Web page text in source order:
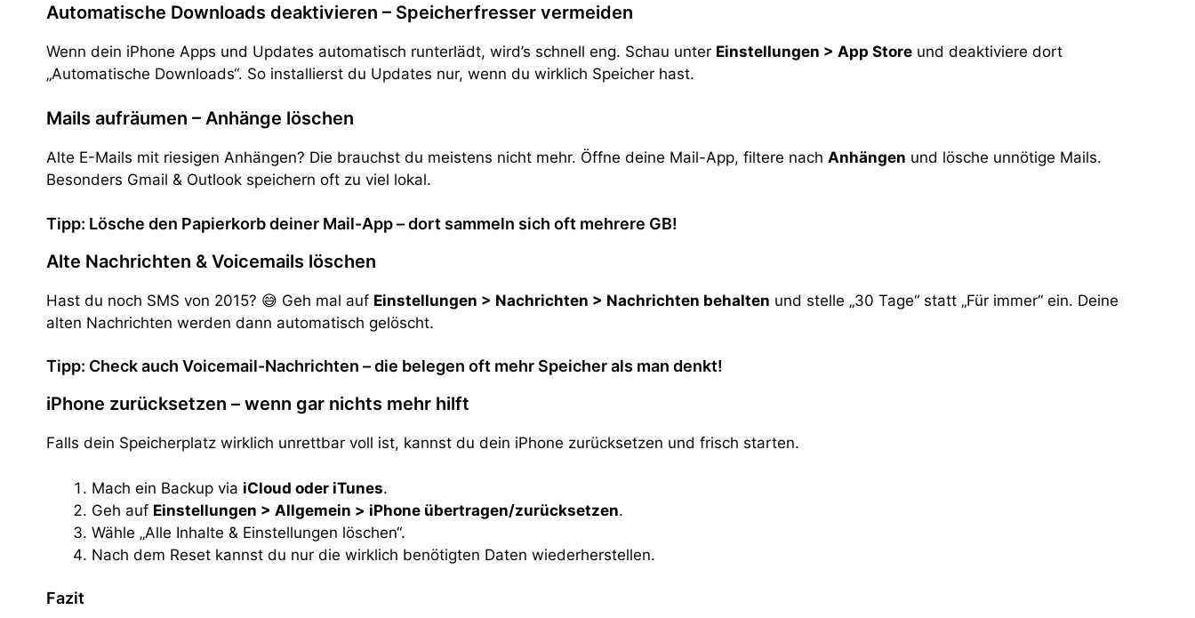
Automatische Downloads deaktivieren – Speicherfresser vermeiden
Wenn dein iPhone Apps und Updates automatisch runterlädt, wird’s schnell eng. Schau unter Einstellungen > App Store und deaktiviere dort
„Automatische Downloads“. So installierst du Updates nur, wenn du wirklich Speicher hast.
Mails aufräumen – Anhänge löschen
Alte E-Mails mit riesigen Anhängen? Die brauchst du meistens nicht mehr. Öffne deine Mail-App, filtere nach Anhängen und lösche unnötige Mails.
Besonders Gmail & Outlook speichern oft zu viel lokal.
Tipp: Lösche den Papierkorb deiner Mail-App – dort sammeln sich oft mehrere GB!
Alte Nachrichten & Voicemails löschen
Hast du noch SMS von 2015? 😅 Geh mal auf Einstellungen > Nachrichten > Nachrichten behalten und stelle „30 Tage“ statt „Für immer“ ein. Deine
alten Nachrichten werden dann automatisch gelöscht.
Tipp: Check auch Voicemail-Nachrichten – die belegen oft mehr Speicher als man denkt!
iPhone zurücksetzen – wenn gar nichts mehr hilft
Falls dein Speicherplatz wirklich unrettbar voll ist, kannst du dein iPhone zurücksetzen und frisch starten.
Mach ein Backup via iCloud oder iTunes.
Geh auf Einstellungen > Allgemein > iPhone übertragen/zurücksetzen.
Wähle „Alle Inhalte & Einstellungen löschen“.
Nach dem Reset kannst du nur die wirklich benötigten Daten wiederherstellen.
Fazit